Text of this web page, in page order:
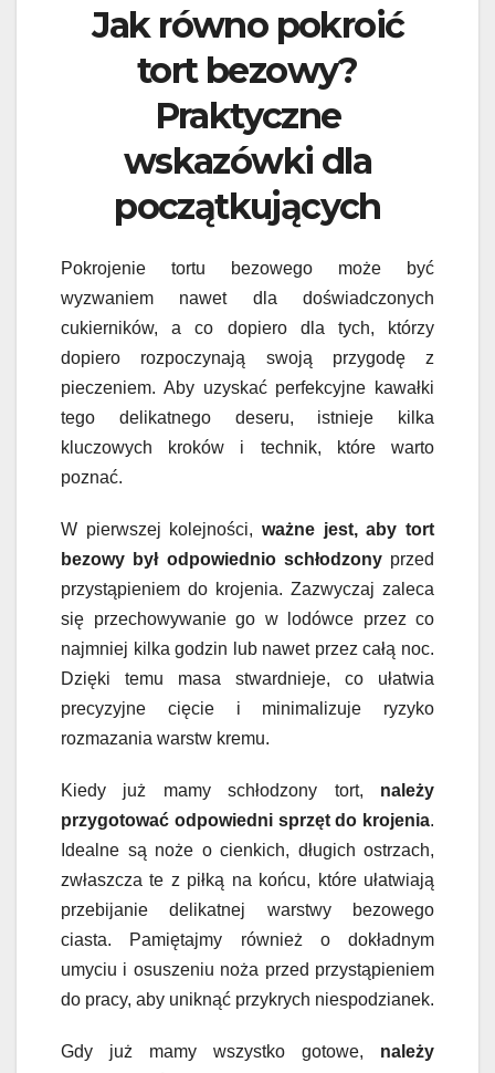
Jak równo pokroić
tort bezowy?
Praktyczne
wskazówki dla
początkujących
Pokrojenie tortu bezowego może być
wyzwaniem nawet dla doświadczonych
cukierników, a co dopiero dla tych, którzy
dopiero rozpoczynają swoją przygodę z
pieczeniem. Aby uzyskać perfekcyjne kawałki
tego delikatnego deseru, istnieje kilka
kluczowych kroków i technik, które warto
poznać.
W pierwszej kolejności, ważne jest, aby tort
bezowy był odpowiednio schłodzonyprzed
przystąpieniem do krojenia. Zazwyczaj zaleca
się przechowywanie go w lodówce przez co
najmniej kilka godzin lub nawet przez całą noc.
Dzięki temu masa stwardnieje, co ułatwia
precyzyjne cięcie i minimalizuje ryzyko
rozmazania warstw kremu.
Kiedy już mamy schłodzony tort, należy
przygotować odpowiedni sprzęt do krojenia.
Idealne są noże o cienkich, długich ostrzach,
zwłaszcza te z piłką na końcu, które ułatwiają
przebijanie delikatnej warstwy bezowego
ciasta. Pamiętajmy również o dokładnym
umyciu i osuszeniu noża przed przystąpieniem
do pracy, aby uniknąć przykrych niespodzianek.
Gdy już mamy wszystko gotowe, należy